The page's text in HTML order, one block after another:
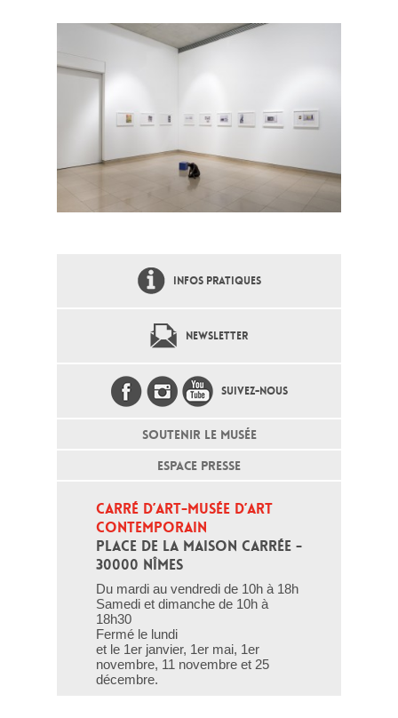
INFOS PRATIQUES
NEWSLETTER
SUIVEZ-NOUS
SOUTENIR LE MUSÉE
ESPACE PRESSE
CARRÉ D’ART-MUSÉE D’ART
CONTEMPORAIN
PLACE DE LA MAISON CARRÉE -
30000 NÎMES
Du mardi au vendredi de 10h à 18h
Samedi et dimanche de 10h à
18h30
Fermé le lundi
et le 1er janvier, 1er mai, 1er
novembre, 11 novembre et 25
décembre.